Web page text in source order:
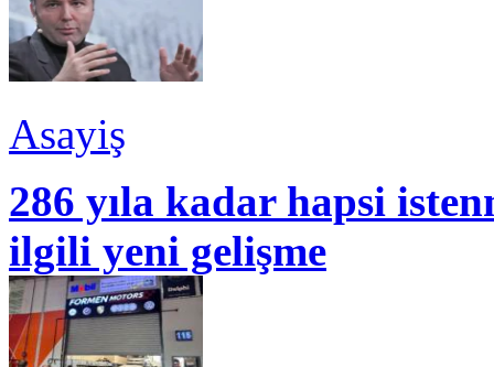
Asayiş
286 yıla kadar hapsi
ilgili yeni gelişme